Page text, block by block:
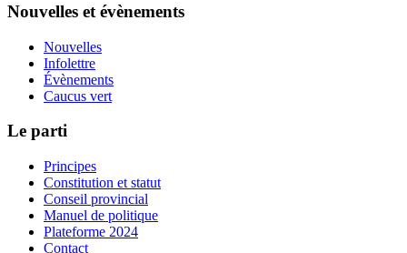
Nouvelles et évènements
Nouvelles
Infolettre
Évènements
Caucus vert
Le parti
Principes
Constitution et statut
Conseil provincial
Manuel de politique
Plateforme 2024
Contact